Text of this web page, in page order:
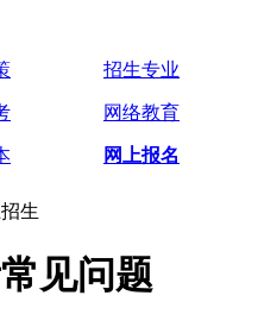
招生专业
网络教育
网上报名
生
见问题